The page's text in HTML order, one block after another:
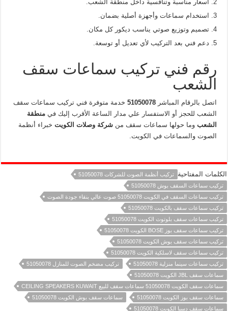
أسعار مناسبة وتنافسية داخل منطقة الشعب.
استخدام سماعات وأجهزة أصلية بضمان.
تصميم وتوزيع صوتي يناسب ديكور كل مكان.
دعم فني بعد التركيب لأي تعديل أو توسعة.
رقم فني تركيب سماعات سقف
الشعب
اتصل بالرقام المباشر51050078 خدمة متوفرة فني تركيب سماعات سقف
الشعب للحجز أو الاستفسار علي مدار الساعة الأقرب إليك فيمنطقة
الشعب وما حولها سماعات سقف منشركة وصلات الكويت خبراء أنظمة
الصوت والسماعات في الكويت.
الكلمات المفتاحية
تركيب أنظمة الصوت للشركات 51050078
تركيب سماعات السقف بوش 51050078
تركيب سماعات السقف في الكويت 51050078 صوت عالي بنقاء جودة الصوت
تركيب سماعات سقف بالكويت 51050078
تركيب سماعات سقف بلوتوث الكويت 51050078
تركيب سماعات سقف بوز BOSE الكويت 51050078
تركيب سماعات سقف بوش الكويت 51050078
تركيب سماعات سقف لاسلكية الكويت 51050078
تركيب سماعات سينما منزلية 51050078
تركيب مضخم الصوت للمنازل 51050078
سماعات سقف JBL الكويت 51050078
سماعات سقف الكويت 51050078 سماعات سقف للبيع CEILING SPEAKERS KUWAIT
سماعات سقف بوز الكويت 51050078
سماعات سقف بوش الكويت 51050078
سماعات سقف دسبا الكويت 51050078